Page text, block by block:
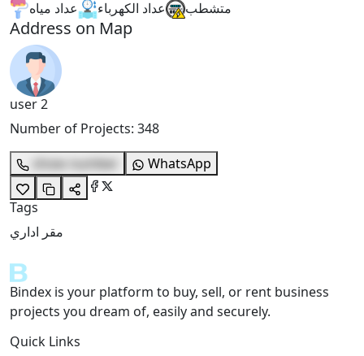
متشطب عداد الكهرباء عداد مياه
Address on Map
user 2
Number of Projects: 348
show number
WhatsApp
Tags
مقر اداري
Bindex is your platform to buy, sell, or rent business
projects you dream of, easily and securely.
Quick Links